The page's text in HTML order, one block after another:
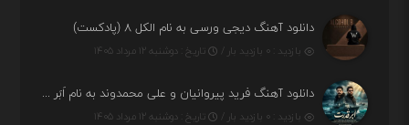
دانلود آهنگ دیجی ورسی به نام الکل ۸ (پادکست)
بازدید : ۰ بازدید بار / تاریخ : دوشنبه ۱۲ مرداد ۱۴۰۵
دانلود آهنگ فرید پیروانیان و علی محمدوند به نام اَبَر قدرت
بازدید : ۰ بازدید بار / تاریخ : دوشنبه ۱۲ مرداد ۱۴۰۵